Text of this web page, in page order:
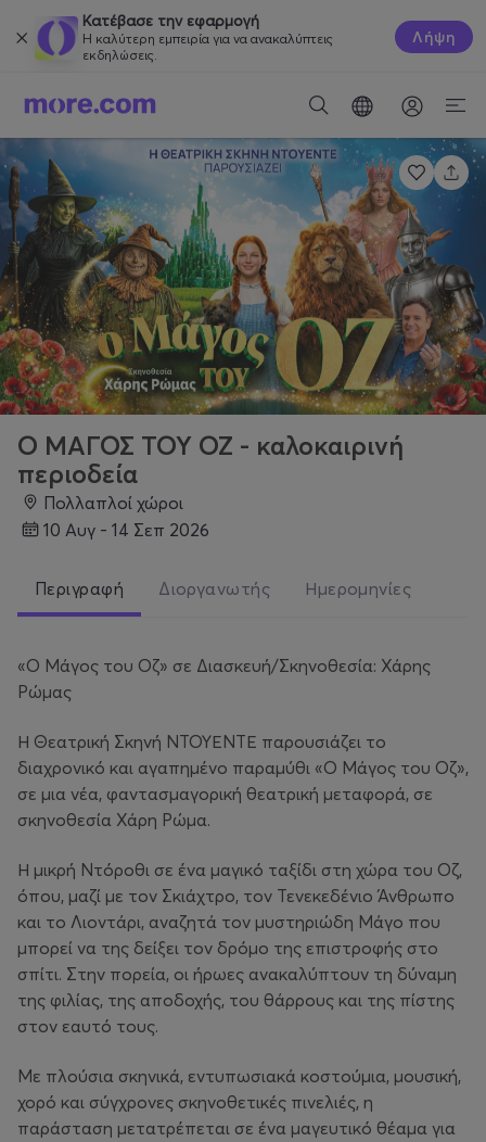
Κατέβασε την εφαρμογή
Η καλύτερη εμπειρία για να ανακαλύπτεις
εκδηλώσεις.
Λήψη
Ο ΜΑΓΟΣ ΤΟΥ ΟΖ - καλοκαιρινή
περιοδεία
Πολλαπλοί χώροι
10 Αυγ - 14 Σεπ 2026
Περιγραφή Διοργανωτής Ημερομηνίες
«Ο Μάγος του Οζ» σε Διασκευή/Σκηνοθεσία: Χάρης
Ρώμας
Η Θεατρική Σκηνή ΝΤΟΥΕΝΤΕ παρουσιάζει το
διαχρονικό και αγαπημένο παραμύθι «Ο Μάγος του Οζ»,
σε μια νέα, φαντασμαγορική θεατρική μεταφορά, σε
σκηνοθεσία Χάρη Ρώμα.
Η μικρή Ντόροθι σε ένα μαγικό ταξίδι στη χώρα του Οζ,
όπου, μαζί με τον Σκιάχτρο, τον Τενεκεδένιο Άνθρωπο
και το Λιοντάρι, αναζητά τον μυστηριώδη Μάγο που
μπορεί να της δείξει τον δρόμο της επιστροφής στο
σπίτι. Στην πορεία, οι ήρωες ανακαλύπτουν τη δύναμη
της φιλίας, της αποδοχής, του θάρρους και της πίστης
στον εαυτό τους.
Με πλούσια σκηνικά, εντυπωσιακά κοστούμια, μουσική,
χορό και σύγχρονες σκηνοθετικές πινελιές, η
παράσταση μετατρέπεται σε ένα μαγευτικό θέαμα για